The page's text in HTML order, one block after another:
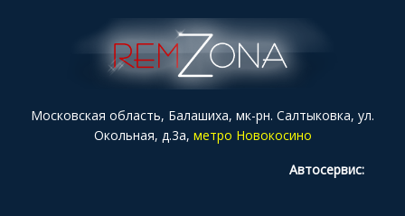
Московская область, Балашиха, мк-рн. Салтыковка, ул.
Окольная, д.3а, метро Новокосино
Автосервис: